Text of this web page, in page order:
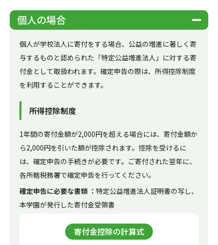
個人の場合
個人が学校法人に寄付をする場合、公益の増進に著しく寄
与するものと認められた「特定公益増進法人」に対する寄
付金として取扱われます。確定申告の際は、所得控除制度
を利用することができます。
所得控除制度
1年間の寄付金額が2,000円を超える場合には、寄付金額か
ら2,000円を引いた額が控除されます。控除を受けるに
は、確定申告の手続きが必要です。ご寄付された翌年に、
各所轄税務署で確定申告を行ってください。
確定申告に必要な書類 ： 特定公益増進法人証明書の写し、
本学園が発行した寄付金受領書
寄付金控除の計算式